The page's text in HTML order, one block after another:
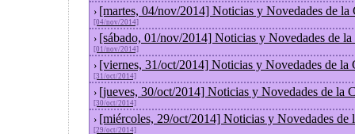
› [martes, 04/nov/2014] Noticias y Novedades de la
[04/nov/2014]
› [sábado, 01/nov/2014] Noticias y Novedades de
[01/nov/2014]
› [viernes, 31/oct/2014] Noticias y Novedades de la
[31/oct/2014]
› [jueves, 30/oct/2014] Noticias y Novedades de la
[30/oct/2014]
› [miércoles, 29/oct/2014] Noticias y Novedades de
[29/oct/2014]